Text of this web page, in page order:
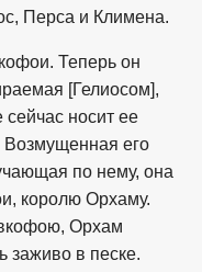
Перса и Климена.
Теперь он
[Гелиосом],
носит ее
Возмущенная его
по нему, она
королю Орхаму.
Орхам
заживо в песке.